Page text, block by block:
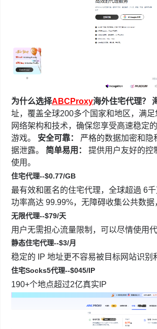
为什么选择ABCProxy海外住宅代理？
址，覆盖全球200多个国家和地区，满足
网络架构和技术，确保您享受高速稳定
游戏。 安全可靠：
严格的数据加密和隐
据泄露。简单易用：
提供用户友好的控
使用。
住宅代理--$0.77/GB
最有效和匿名的住宅代理，全球超過 6
功率高达 99.99%，无障碍收集公共数据
无限代理--$79/天
用户无需担心流量限制，可以尽情使用
静态住宅代理--$3/月
稳定的 IP 地址更不容易被目标网站识别
住宅Socks5代理--$045/IP
190+个地点超过2亿真实IP